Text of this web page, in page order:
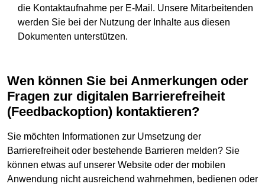
die Kontaktaufnahme per E-Mail. Unsere Mitarbeitenden
werden Sie bei der Nutzung der Inhalte aus diesen
Dokumenten unterstützen.
Wen können Sie bei Anmerkungen oder
Fragen zur digitalen Barrierefreiheit
(Feedbackoption) kontaktieren?
Sie möchten Informationen zur Umsetzung der
Barrierefreiheit oder bestehende Barrieren melden? Sie
können etwas auf unserer Website oder der mobilen
Anwendung nicht ausreichend wahrnehmen, bedienen oder